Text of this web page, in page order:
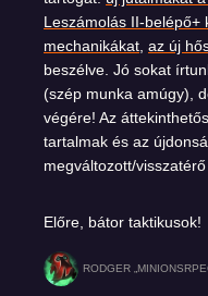
Leszámolás II-belépő+
mechanikákat az új
beszélve. Jó sokat
(szép munka amúgy),
végére! Az
tartalmak és az
megváltozott/
Előre, bátor taktikusok!
RODGER